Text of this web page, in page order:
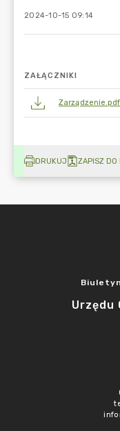
2024-10-15 09:14
ZAŁĄCZNIKI
Zarządzenie.pdf
DRUKUJ ZAPISZ DO
Urzędu